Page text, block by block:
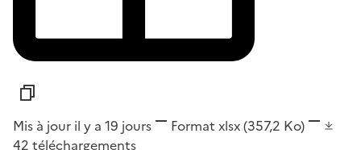
Mis à jour il y a 19 jours Format xlsx(357,2 Ko)
42 téléchargements